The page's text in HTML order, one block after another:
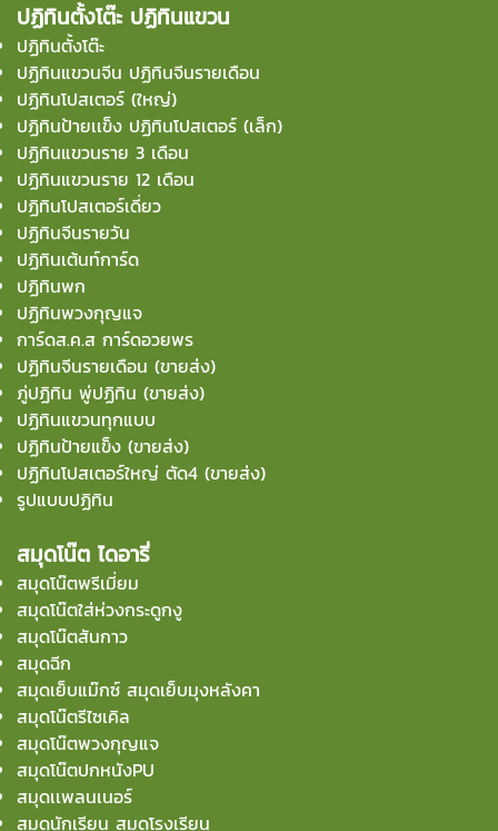
ปฏิทินตั้งโต๊ะ ปฏิทินแขวน
ปฏิทินตั้งโต๊ะ
ปฏิทินแขวนจีน ปฏิทินจีนรายเดือน
ปฏิทินโปสเตอร์ (ใหญ่)
ปฏิทินป้ายเเข็ง ปฏิทินโปสเตอร์ (เล็ก)
ปฏิทินแขวนราย 3 เดือน
ปฏิทินแขวนราย 12 เดือน
ปฏิทินโปสเตอร์เดี่ยว
ปฏิทินจีนรายวัน
ปฏิทินเต้นท์การ์ด
ปฏิทินพก
ปฏิทินพวงกุญแจ
การ์ดส.ค.ส การ์ดอวยพร
ปฏิทินจีนรายเดือน (ขายส่ง)
ภู่ปฏิทิน พู่ปฏิทิน (ขายส่ง)
ปฏิทินแขวนทุกแบบ
ปฏิทินป้ายแข็ง (ขายส่ง)
ปฏิทินโปสเตอร์ใหญ่ ตัด4 (ขายส่ง)
รูปแบบปฏิทิน
สมุดโน๊ต ไดอารี่
สมุดโน๊ตพรีเมี่ยม
สมุดโน๊ตใส่ห่วงกระดูกงู
สมุดโน๊ตสันกาว
สมุดฉีก
สมุดเย็บแม๊กซ์ สมุดเย็บมุงหลังคา
สมุดโน๊ตรีไซเคิล
สมุดโน๊ตพวงกุญแจ
สมุดโน๊ตปกหนังPU
สมุดเเพลนเนอร์
สมุดนักเรียน สมุดโรงเรียน